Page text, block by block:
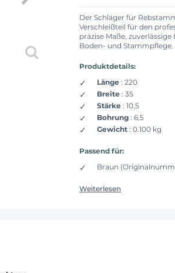
Der Schläger für
Verschleißteil für den
präzise Maße,
Boden- und Stammpflege.
Produktdetails:
Länge : 220
Breite : 35
Stärke : 10,5
Bohrung : 6,5
Gewicht : 0.100 kg
Passend für:
Braun
Weiterlesen